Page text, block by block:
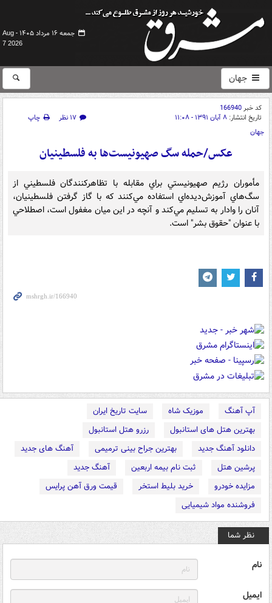
جمعه ۱۶ مرداد ۱۴۰۵ -
Aug
7 2026
جهان
کد خبر166940
تاریخ انتشار: ۸ آبان ۱۳۹۱ - ۱۱:۰۸ ۱۷ نظر
چاپ
جهان
عکس/حمله سگ صهيونيست‌ها به فلسطينيان
مأموران رژيم صهيونيستي براي مقابله با تظاهرکنندگان فلسطيني از
سگ‌هاي آموزش‌ديده‌اي استفاده مي‌کنند که با گاز گرفتن فلسطينيان،
آنان را وادار به تسليم مي‌کند و آنچه در اين ميان مغفول است، اصطلاحي
با عنوان "حقوق بشر" است.
آپ آهنگ موزیک شاه
سایت تاریخ ایران
بهترین هتل های استانبول
رزرو هتل استانبول
دانلود آهنگ جدید
بهترین جراح بینی ترمیمی
آهنگ های جدید
پرشین هتل
ثبت نام بیمه اربعین
آهنگ جدید
مزایده خودرو
خرید بلیط استخر
قیمت ورق آهن پرایس
فروشنده مواد شیمیایی
نظر شما
نام
ایمیل